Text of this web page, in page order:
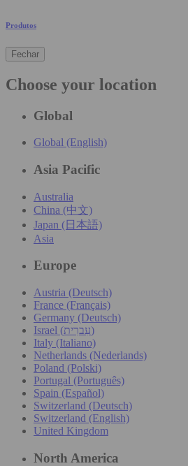
Produtos
Fechar
Choose your location
Global
Global (English)
Asia Pacific
Australia
China (中文)
Japan (日本語)
Asia
Europe
Austria (Deutsch)
France (Français)
Germany (Deutsch)
Israel (עִברִית)
Italy (Italiano)
Netherlands (Nederlands)
Poland (Polski)
Portugal (Português)
Spain (Español)
Switzerland (Deutsch)
Switzerland (English)
United Kingdom
North America